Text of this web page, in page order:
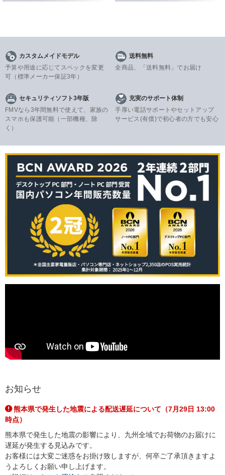
カスタムメイドモデル
予算や用途に応じてスペックを変更
可 （標準メーカー保証3年）
送料無料
全商品、「送料無料」でお届け
セキュリティソフト3年版
FMVなら3年間無料で使えて、家族の
スマホも保護可能（一部機種、除
く）
充実のサポート体制
手厚い電話サポートやセットアップ
サービス(有償)で初心者の方でも安心
お知らせ
熊本県で発生した地震による配送遅延について（7月29日 13:00
時点）
熊本県で発生した地震の影響により、九州全域でお荷物のお届けに
遅延が発生する見込みです。
お客様には大変ご迷惑をお掛け致しますが、何卒ご了承頂きますよ
うよろしくお願い申し上げます。